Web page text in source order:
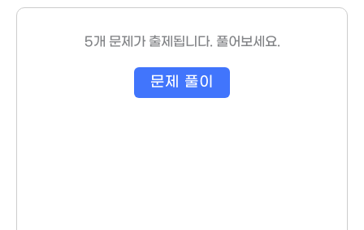
5개 문제가 출제됩니다. 풀어보세요.
문제 풀이